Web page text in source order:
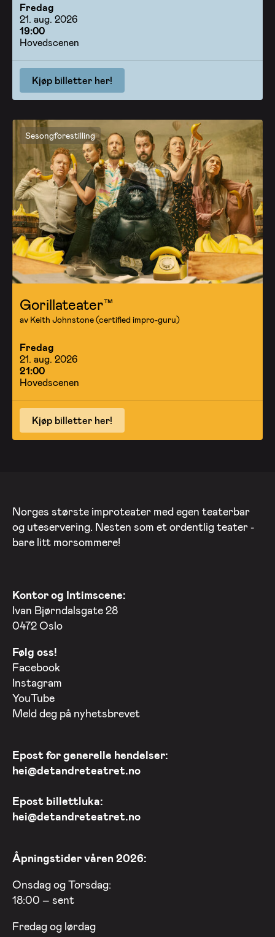
Fredag
21. aug. 2026
19:00
Hovedscenen
Kjøp billetter her!
Sesongforestilling
Gorillateater™
av Keith Johnstone (certified impro-guru)
Fredag
21. aug. 2026
21:00
Hovedscenen
Kjøp billetter her!
Norges største improteater med egen teaterbar
og uteservering. Nesten som et ordentlig teater -
bare litt morsommere!
Kontor og Intimscene:
Ivan Bjørndalsgate 28
0472 Oslo
Følg oss!
Facebook
Instagram
YouTube
Meld deg på nyhetsbrevet
Epost for generelle hendelser:
hei@detandreteatret.no
Epost billettluka:
hei@detandreteatret.no
Åpningstider våren 2026:
Onsdag og Torsdag:
18:00 – sent
Fredag og lørdag